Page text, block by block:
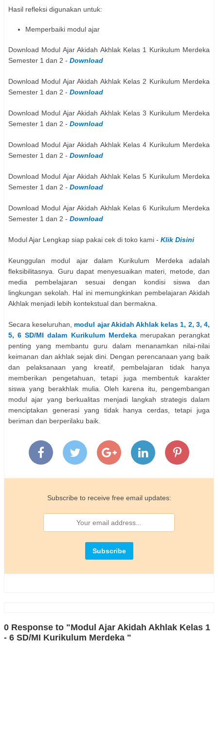
Hasil refleksi digunakan untuk:
Memperbaiki modul ajar
Download Modul Ajar Akidah Akhlak Kelas 1 Kurikulum Merdeka
Semester 1 dan 2 - Download
Download Modul Ajar Akidah Akhlak Kelas 2 Kurikulum Merdeka
Semester 1 dan 2 - Download
Download Modul Ajar Akidah Akhlak Kelas 3 Kurikulum Merdeka
Semester 1 dan 2 - Download
Download Modul Ajar Akidah Akhlak Kelas 4 Kurikulum Merdeka
Semester 1 dan 2 - Download
Download Modul Ajar Akidah Akhlak Kelas 5 Kurikulum Merdeka
Semester 1 dan 2 - Download
Download Modul Ajar Akidah Akhlak Kelas 6 Kurikulum Merdeka
Semester 1 dan 2 - Download
Modul Ajar Lengkap siap pakai cek di toko kami - Klik Disini
Keunggulan modul ajar dalam Kurikulum Merdeka adalah
fleksibilitasnya. Guru dapat menyesuaikan materi, metode, dan
media pembelajaran sesuai dengan kondisi siswa dan
lingkungan sekolah. Hal ini memungkinkan pembelajaran Akidah
Akhlak menjadi lebih kontekstual dan bermakna.
Secara keseluruhan, modul ajar Akidah Akhlak kelas 1, 2, 3, 4,
5, 6 SD/MI dalam Kurikulum Merdekamerupakan perangkat
penting yang membantu guru dalam menanamkan nilai-nilai
keimanan dan akhlak sejak dini. Dengan perencanaan yang baik
dan pelaksanaan yang kreatif, pembelajaran tidak hanya
memberikan pengetahuan, tetapi juga membentuk karakter
siswa yang berakhlak mulia. Oleh karena itu, pengembangan
modul ajar yang berkualitas menjadi langkah strategis dalam
menciptakan generasi yang tidak hanya cerdas, tetapi juga
beriman dan berperilaku baik.
Subscribe to receive free email updates:
0 Response to "Modul Ajar Akidah Akhlak Kelas 1
- 6 SD/MI Kurikulum Merdeka "